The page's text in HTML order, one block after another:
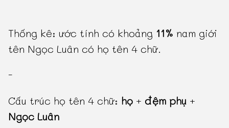
Thống kê: ước tính có khoảng 11% nam giới
tên Ngọc Luân có họ tên 4 chữ.
-
Cấu trúc họ tên 4 chữ: họ +đệm phụ +
Ngọc Luân